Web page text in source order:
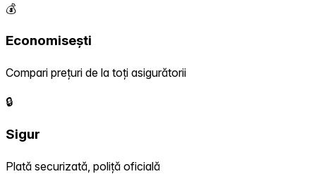
💰
Economisești
Compari prețuri de la toți asigurătorii
🔒
Sigur
Plată securizată, poliță oficială